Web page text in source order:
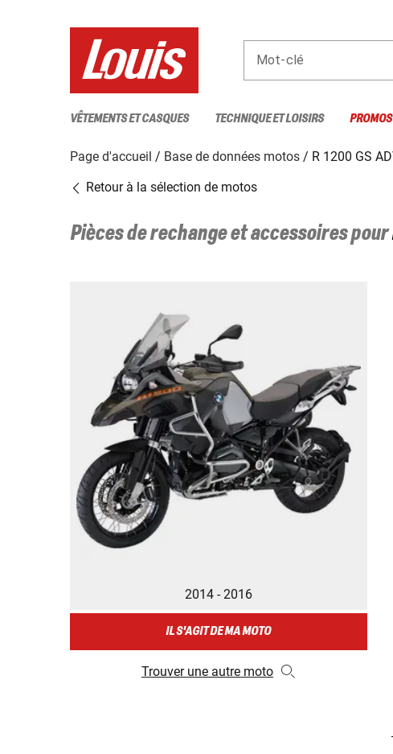
Mot-clé
VÊTEMENTS ET CASQUES TECHNIQUE ET LOISIRS
Page d'accueil Base de données motos
R 1200 GS
Retour à la sélection de motos
Pièces de rechange et accessoires pour
2014 - 2016
IL S'AGIT DE MA MOTO
Trouver une autre moto